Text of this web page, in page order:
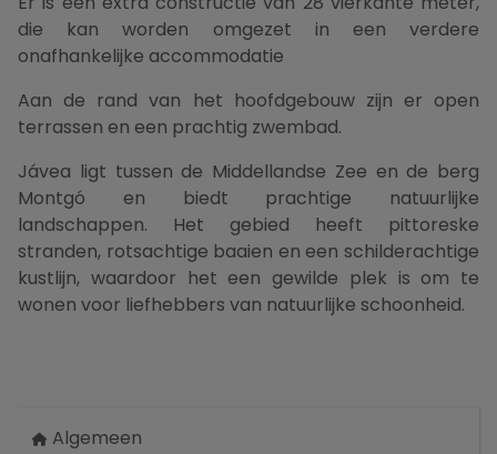
die kan worden omgezet in een verdere
onafhankelijke accommodatie
Aan de rand van het hoofdgebouw zijn er open
terrassen en een prachtig zwembad.
Jávea ligt tussen de Middellandse Zee en de berg
Montgó en biedt prachtige natuurlijke
landschappen. Het gebied heeft pittoreske
stranden, rotsachtige baaien en een schilderachtige
kustlijn, waardoor het een gewilde plek is om te
wonen voor liefhebbers van natuurlijke schoonheid.
Algemeen